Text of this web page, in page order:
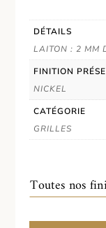
DÉTAILS
LAITON : 2 MM
FINITION
NICKEL
CATÉGORIE
GRILLES
Toutes nos